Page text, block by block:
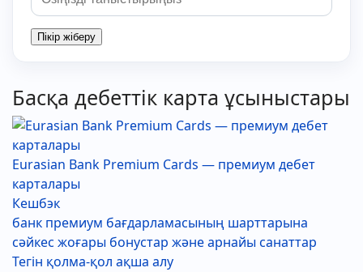
Пікір жіберу
Басқа дебеттік карта ұсыныстары
Eurasian Bank Premium Cards — премиум дебет
карталары
Кешбэк
банк премиум бағдарламасының шарттарына
сәйкес жоғары бонустар және арнайы санаттар
Тегін қолма-қол ақша алу